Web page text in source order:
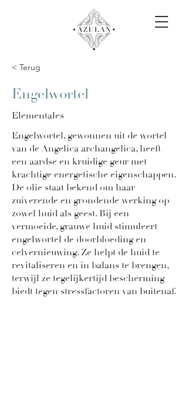
< Terug
Engelwortel
Elementales
Engelwortel, gewonnen uit de wortel
van de Angelica archangelica, heeft
een aardse en kruidige geur met
krachtige energetische eigenschappen.
De olie staat bekend om haar
zuiverende en grondende werking op
zowel huid als geest. Bij een
vermoeide, grauwe huid stimuleert
engelwortel de doorbloeding en
celvernieuwing. Ze helpt de huid te
revitaliseren en in balans te brengen,
terwijl ze tegelijkertijd bescherming
biedt tegen stressfactoren van buitenaf.